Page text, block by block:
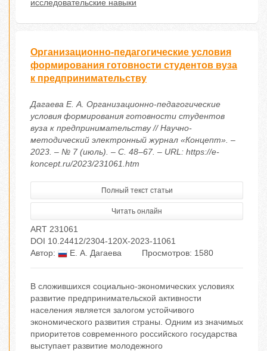
исследовательские навыки
Организационно-педагогические условия
формирования готовности студентов вуза
к предпринимательству
Дагаева Е. А. Организационно-педагогические
условия формирования готовности студентов
вуза к предпринимательству // Научно-
методический электронный журнал «Концепт». –
2023. – № 7 (июль). – С. 48–67. – URL: https://e-
koncept.ru/2023/231061.htm
Полный текст статьи
Читать онлайн
ART 231061
DOI 10.24412/2304-120X-2023-11061
Автор:
Е. А. Дагаева Просмотров: 1580
В сложившихся социально-экономических условиях
развитие предпринимательской активности
населения является залогом устойчивого
экономического развития страны. Одним из значимых
приоритетов современного российского государства
выступает развитие молодежного